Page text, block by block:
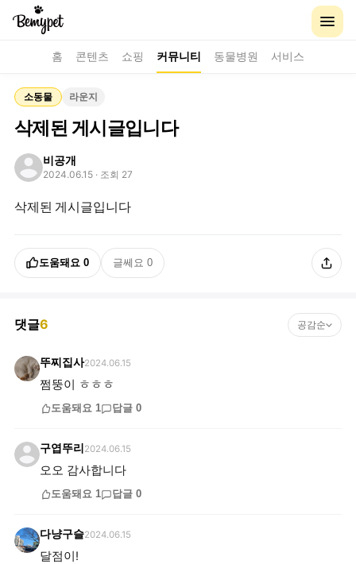
홈 콘텐츠 쇼핑 커뮤니티 동물병원 서비스
소동물 라운지
삭제된 게시글입니다
비공개
2024.06.15 · 조회 27
삭제된 게시글입니다
도움돼요 0 글쎄요 0
댓글6 공감순
뚜찌집사2024.06.15
쩜뚱이 ㅎㅎㅎ
도움돼요 1 답글 0
구엽뚜리 2024.06.15
오오 감사합니다
도움돼요 1 답글 0
다냥구슬2024.06.15
달점이!